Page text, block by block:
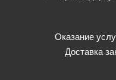
Оказание
Доставка